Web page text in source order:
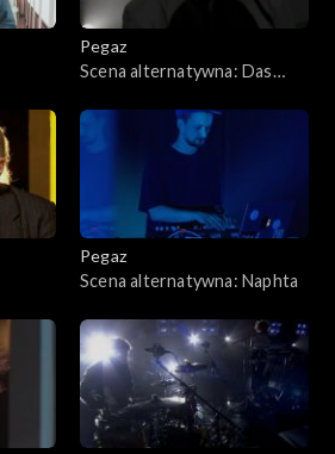
Pegaz
Scena alternatywna: Das
Pegaz
Scena alternatywna: Naphta